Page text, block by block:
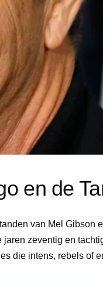
en de
van Mel
zeventig en
die intens, rebels of